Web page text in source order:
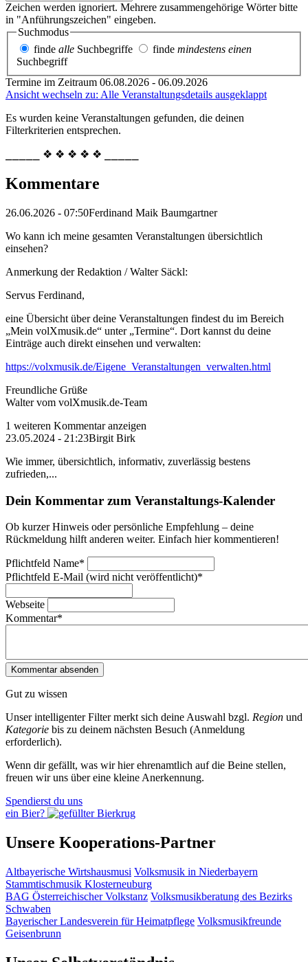
Zeichen werden ignoriert. Mehrere zusammengehörige Wörter bitte
in "Anführungszeichen" eingeben.
Suchmodus
finde alle Suchbegriffe finde mindestens einen
Suchbegriff
Termine im Zeitraum 06.08.2026 - 06.09.2026
Ansicht wechseln zu: Alle Veranstaltungsdetails ausgeklappt
Es wurden keine Veranstaltungen gefunden, die deinen
Filterkriterien entsprechen.
⎯⎯⎯⎯⎯ ❖ ❖ ❖ ❖ ❖ ⎯⎯⎯⎯⎯
Kommentare
26.06.2026 - 07:50Ferdinand Maik Baumgartner
Wo kann ich meine gesamten Veranstaltungen übersichtlich
einsehen?
Anmerkung der Redaktion /Walter Säckl:
Servus Ferdinand,
eine Übersicht über deine Veranstaltungen findest du im Bereich
„Mein volXmusik.de“ unter „Termine“. Dort kannst du deine
Einträge auch direkt einsehen und verwalten:
https://volxmusik.de/Eigene_Veranstaltungen_verwalten.html
Freundliche Grüße
Walter vom volXmusik.de-Team
1 weiteren Kommentar anzeigen
23.05.2024 - 21:23Birgit Birk
Wie immer, übersichtlich, informativ, zuverlässig bestens
zufrieden,...
Dein Kommentar zum Veranstaltungs-Kalender
Ob kurzer Hinweis oder persönliche Empfehlung – deine
Rückmeldung hilft anderen weiter. Einfach hier kommentieren!
Pflichtfeld Name*
Pflichtfeld E-Mail (wird nicht veröffentlicht)*
Webseite
Kommentar*
Gut zu wissen
Unser intelligenter Filter merkt sich deine Auswahl bzgl. Region und
Kategorie bis zu deinem nächsten Besuch (Anmeldung
erforderlich).
Wenn dir gefällt, was wir hier ehrenamtlich auf die Beine stellen,
freuen wir uns über eine kleine Anerkennung.
Spendierst du uns
ein Bier?
Unsere Kooperations-Partner
Altbayerische Wirtshausmusi Volksmusik in Niederbayern
Stammtischmusik Klosterneuburg
BAG Österreichischer Volkstanz Volksmusikberatung des Bezirks
Schwaben
Bayerischer Landesverein für Heimatpflege Volksmusikfreunde
Geisenbrunn